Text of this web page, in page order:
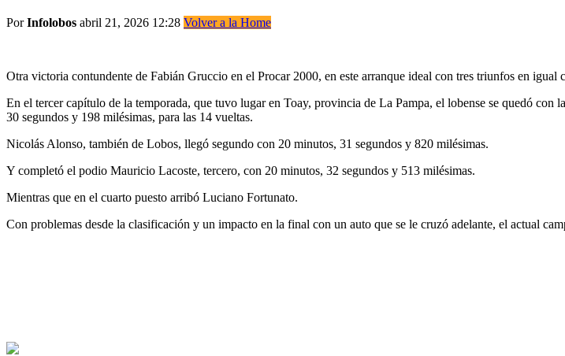
PorInfolobos abril 21, 2026 12:28 Volver a la Home
Otra victoria contundente de Fabián Gruccio en el Procar 2000, en este arranque ideal con tres triunfos en
En el tercer capítulo de la temporada, que tuvo lugar en Toay, provincia de La Pampa, el lobense se quedó
30 segundos y 198 milésimas, para las 14 vueltas.
Nicolás Alonso, también de Lobos, llegó segundo con 20 minutos, 31 segundos y 820 milésimas.
Y completó el podio Mauricio Lacoste, tercero, con 20 minutos, 32 segundos y 513 milésimas.
Mientras que en el cuarto puesto arribó Luciano Fortunato.
Con problemas desde la clasificación y un impacto en la final con un auto que se le cruzó adelante, el actual